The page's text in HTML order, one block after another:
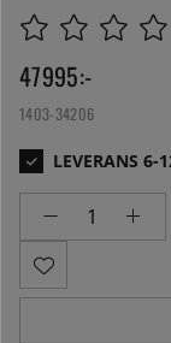
47995:-
1403-34206